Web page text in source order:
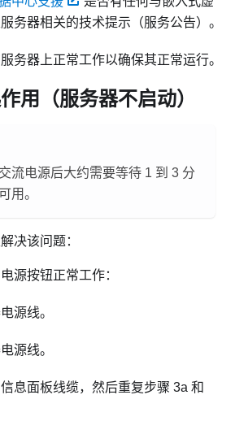
务器相关的技术提示（服务公告）。
务器上正常工作以确保其正常运行。
用（服务器不启动）
流电源后大约需要等待 1 到 3 分
用。
决该问题：
源按钮正常工作：
源线。
源线。
息面板线缆，然后重复步骤 3a 和